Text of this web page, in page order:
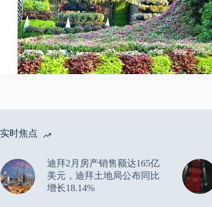
实时焦点
迪拜2月房产销售额达165亿
美元，迪拜土地局公布同比
增长18.14%